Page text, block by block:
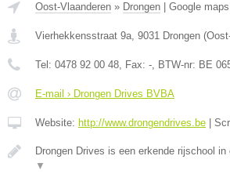
Oost-Vlaanderen » Drongen Google maps
Vierhekkensstraat 9a, 9031 Drongen (
Tel: 0478 92 00 48, Fax: -, BTW-nr: BE
E-mail › Drongen Drives BVBA
Website: http://www.drongendrives.be
Drongen Drives is een erkende rijschool
▼